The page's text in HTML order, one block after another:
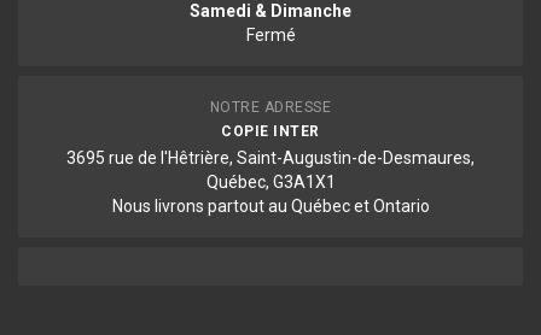
Samedi & Dimanche
Fermé
NOTRE ADRESSE
COPIE INTER
3695 rue de l'Hêtrière, Saint-Augustin-de-Desmaures,
Québec, G3A1X1
Nous livrons partout au Québec et Ontario